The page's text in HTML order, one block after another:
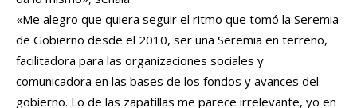
«Me alegro que quiera seguir el ritmo que tomó la Seremia
de Gobierno desde el 2010, ser una Seremia en terreno,
facilitadora para las organizaciones sociales y
comunicadora en las bases de los fondos y avances del
gobierno. Lo de las zapatillas me parece irrelevante, yo en